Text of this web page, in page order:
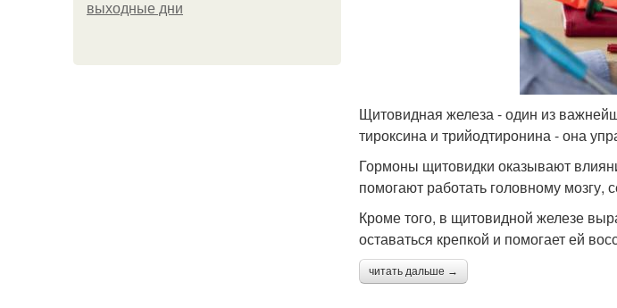
выходные дни
Щитовидная железа - один из
тироксина и трийодтиронина - она
Гормоны щитовидки оказывают
помогают работать головному мозгу,
Кроме того, в щитовидной железе
оставаться крепкой и помогает ей
читать дальше →